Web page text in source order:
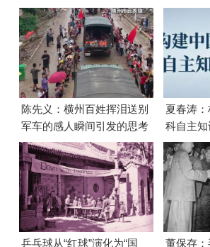
陈先义：横州百姓挥泪送别
军车的感人瞬间引发的思考
夏春涛
科自主
乒乓球从“红球”演化为“国 董保存